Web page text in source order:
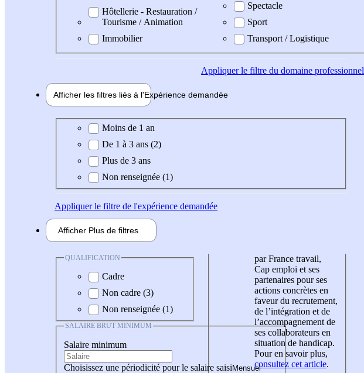
Hôtellerie - Restauration /
Tourisme / Animation
Immobilier
Spectacle
Sport
Transport / Logistique
Appliquerle filtre du domaine professionnel
Afficher les filtres liés à l'Expérience demandée
Expérience demandée
Moins de 1 an
De 1 à 3 ans (2)
Plus de 3 ans
Non renseignée (1)
Appliquerle filtre de l'expérience demandée
Afficher Plus de filtres
QUALIFICATION
Cadre
Non cadre (3)
Non renseignée (1)
SALAIRE BRUT MINIMUM
Salaire minimum
Choisissez une périodicité pour le salaire saisi
par France travail,
Cap emploi et ses
partenaires pour ses
actions concrètes en
faveur du recrutement,
de l’intégration et de
l’accompagnement de
ses collaborateurs en
situation de handicap.
Pour en savoir plus,
consultez cet article.